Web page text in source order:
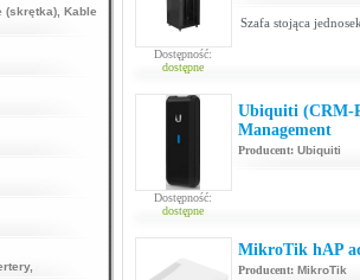
(skrętka) Kable
,
Dostępność:
dostępne
Szafa stojąca
Dostępność:
dostępne
Ubiquiti (CRM-
Management
Producent: Ubiquiti
MikroTik hAP
Producent: MikroTik